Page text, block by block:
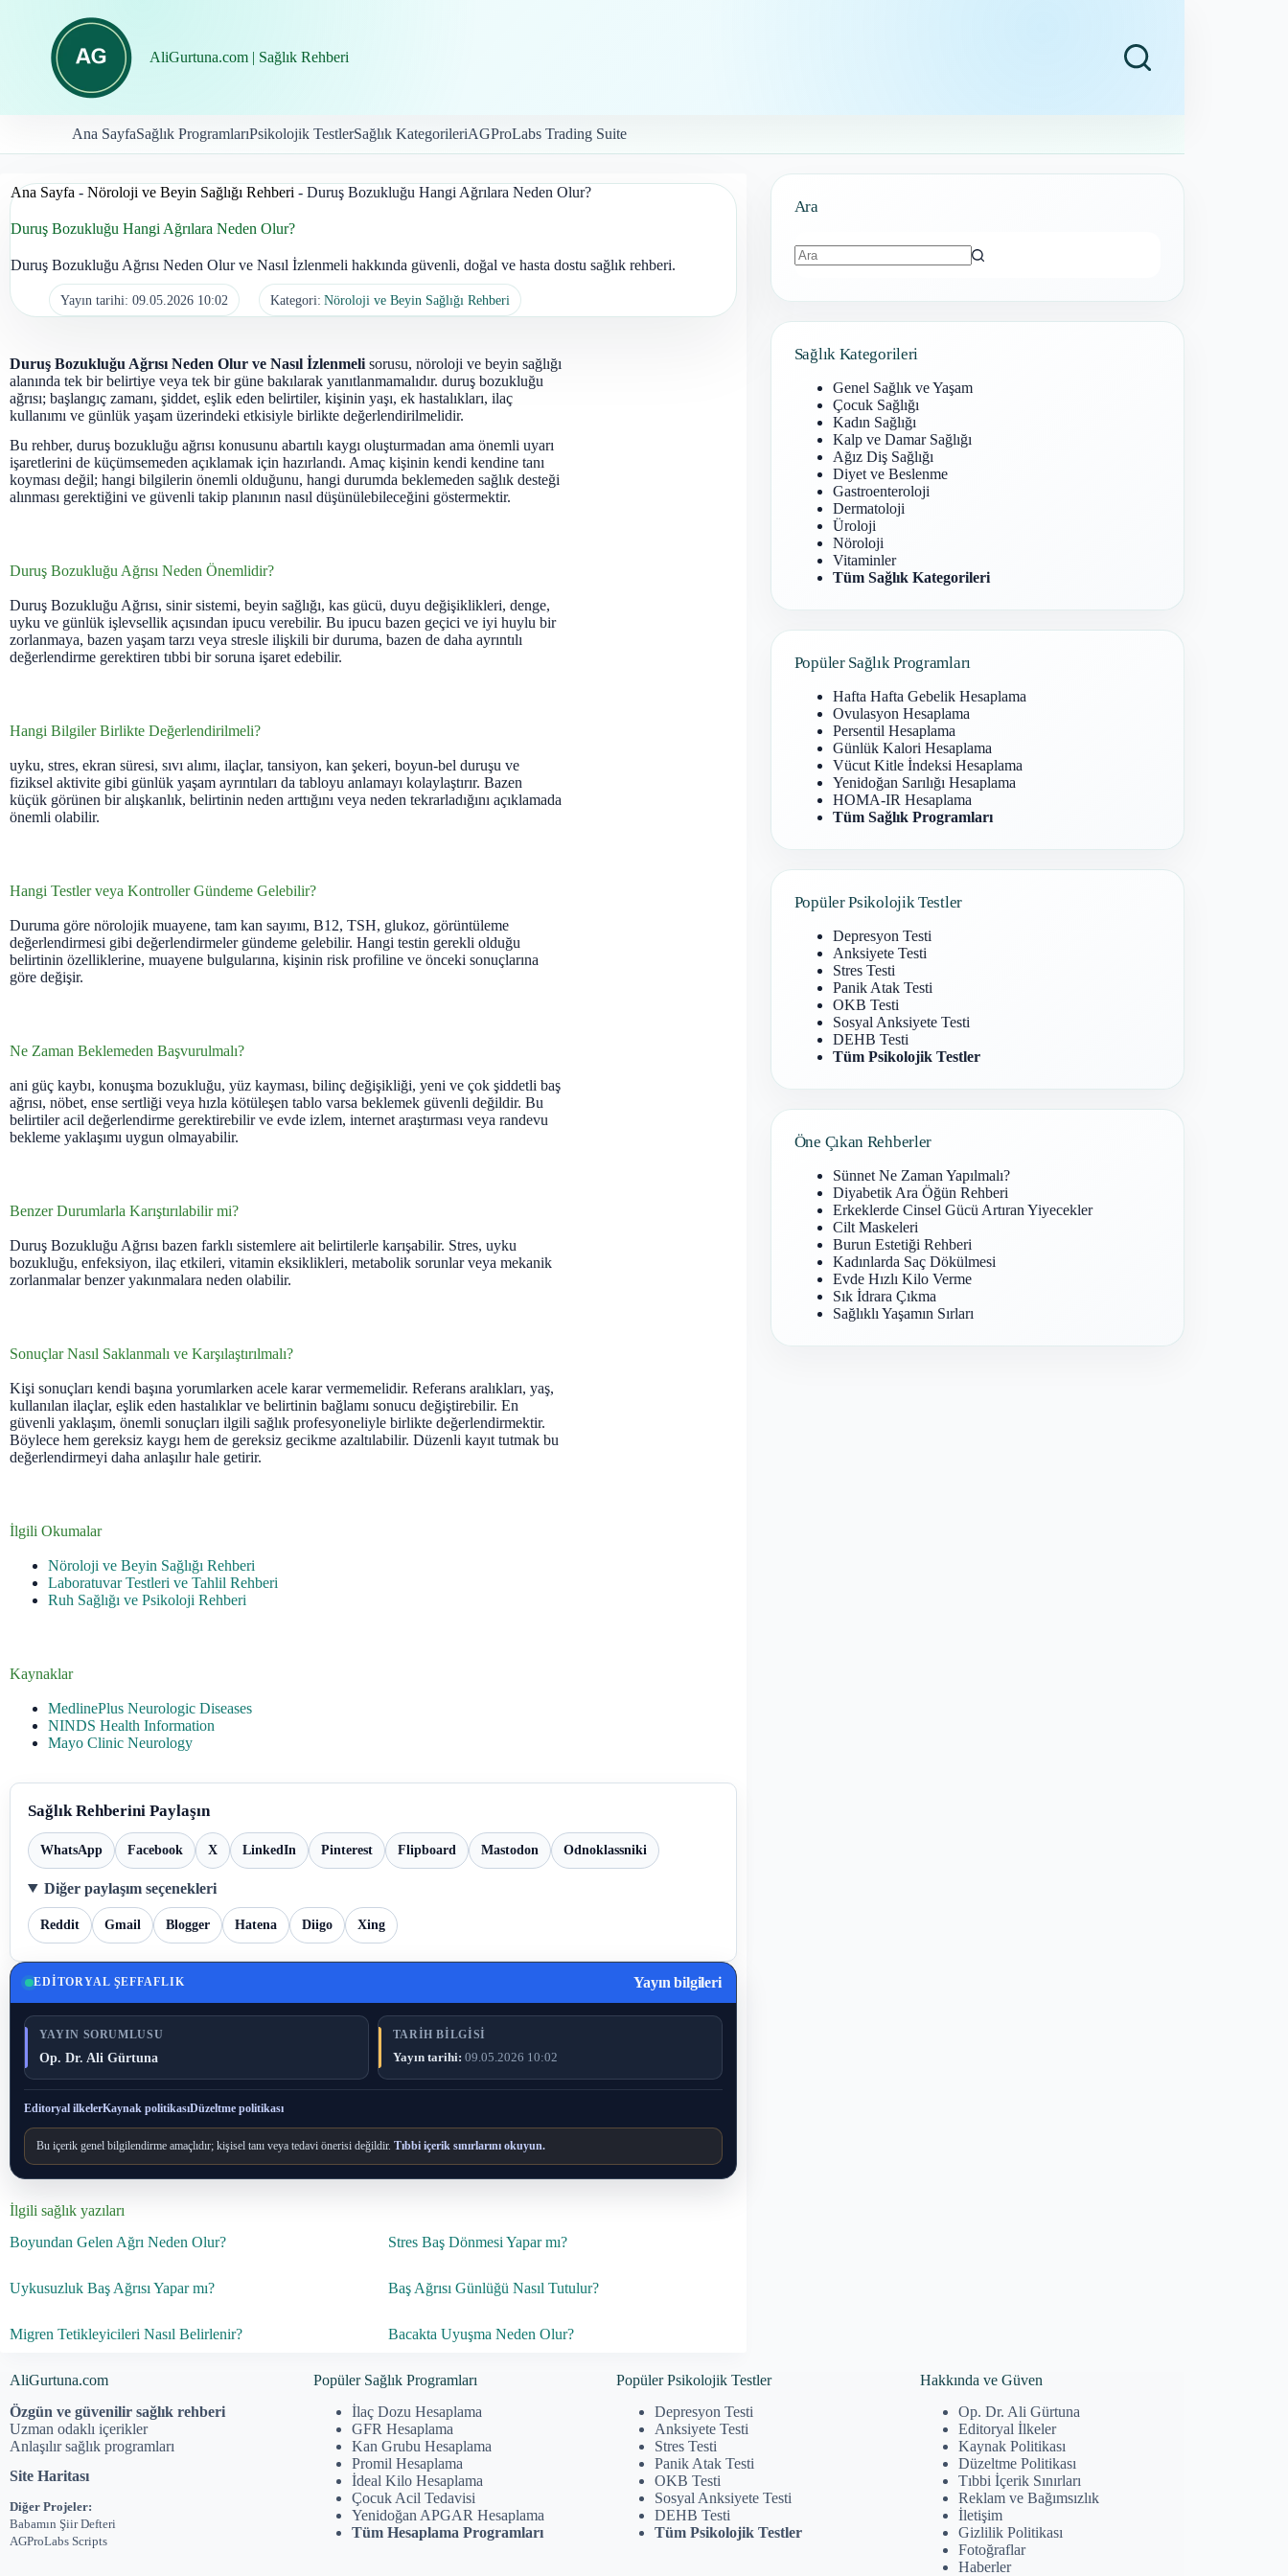
AliGurtuna.com | Sağlık Rehberi
Ana SayfaSağlık ProgramlarıPsikolojik TestlerSağlık KategorileriAGProLabs Trading Suite
Ana Sayfa - Nöroloji ve Beyin Sağlığı Rehberi - Duruş Bozukluğu Hangi Ağrılara Neden Olur?
Duruş Bozukluğu Hangi Ağrılara Neden Olur?
Duruş Bozukluğu Ağrısı Neden Olur ve Nasıl İzlenmeli hakkında güvenli, doğal ve hasta dostu sağlık rehberi.
Yayın tarihi: 09.05.2026 10:02 Kategori: Nöroloji ve Beyin Sağlığı Rehberi
Duruş Bozukluğu Ağrısı Neden Olur ve Nasıl İzlenmeli sorusu, nöroloji ve beyin sağlığı
alanında tek bir belirtiye veya tek bir güne bakılarak yanıtlanmamalıdır. duruş bozukluğu
ağrısı; başlangıç zamanı, şiddet, eşlik eden belirtiler, kişinin yaşı, ek hastalıkları, ilaç
kullanımı ve günlük yaşam üzerindeki etkisiyle birlikte değerlendirilmelidir.
Bu rehber, duruş bozukluğu ağrısı konusunu abartılı kaygı oluşturmadan ama önemli uyarı
işaretlerini de küçümsemeden açıklamak için hazırlandı. Amaç kişinin kendi kendine tanı
koyması değil; hangi bilgilerin önemli olduğunu, hangi durumda beklemeden sağlık desteği
alınması gerektiğini ve güvenli takip planının nasıl düşünülebileceğini göstermektir.
Duruş Bozukluğu Ağrısı Neden Önemlidir?
Duruş Bozukluğu Ağrısı, sinir sistemi, beyin sağlığı, kas gücü, duyu değişiklikleri, denge,
uyku ve günlük işlevsellik açısından ipucu verebilir. Bu ipucu bazen geçici ve iyi huylu bir
zorlanmaya, bazen yaşam tarzı veya stresle ilişkili bir duruma, bazen de daha ayrıntılı
değerlendirme gerektiren tıbbi bir soruna işaret edebilir.
Hangi Bilgiler Birlikte Değerlendirilmeli?
uyku, stres, ekran süresi, sıvı alımı, ilaçlar, tansiyon, kan şekeri, boyun-bel duruşu ve
fiziksel aktivite gibi günlük yaşam ayrıntıları da tabloyu anlamayı kolaylaştırır. Bazen
küçük görünen bir alışkanlık, belirtinin neden arttığını veya neden tekrarladığını açıklamada
önemli olabilir.
Hangi Testler veya Kontroller Gündeme Gelebilir?
Duruma göre nörolojik muayene, tam kan sayımı, B12, TSH, glukoz, görüntüleme
değerlendirmesi gibi değerlendirmeler gündeme gelebilir. Hangi testin gerekli olduğu
belirtinin özelliklerine, muayene bulgularına, kişinin risk profiline ve önceki sonuçlarına
göre değişir.
Ne Zaman Beklemeden Başvurulmalı?
ani güç kaybı, konuşma bozukluğu, yüz kayması, bilinç değişikliği, yeni ve çok şiddetli baş
ağrısı, nöbet, ense sertliği veya hızla kötüleşen tablo varsa beklemek güvenli değildir. Bu
belirtiler acil değerlendirme gerektirebilir ve evde izlem, internet araştırması veya randevu
bekleme yaklaşımı uygun olmayabilir.
Benzer Durumlarla Karıştırılabilir mi?
Duruş Bozukluğu Ağrısı bazen farklı sistemlere ait belirtilerle karışabilir. Stres, uyku
bozukluğu, enfeksiyon, ilaç etkileri, vitamin eksiklikleri, metabolik sorunlar veya mekanik
zorlanmalar benzer yakınmalara neden olabilir.
Sonuçlar Nasıl Saklanmalı ve Karşılaştırılmalı?
Kişi sonuçları kendi başına yorumlarken acele karar vermemelidir. Referans aralıkları, yaş,
kullanılan ilaçlar, eşlik eden hastalıklar ve belirtinin bağlamı sonucu değiştirebilir. En
güvenli yaklaşım, önemli sonuçları ilgili sağlık profesyoneliyle birlikte değerlendirmektir.
Böylece hem gereksiz kaygı hem de gereksiz gecikme azaltılabilir. Düzenli kayıt tutmak bu
değerlendirmeyi daha anlaşılır hale getirir.
İlgili Okumalar
Nöroloji ve Beyin Sağlığı Rehberi
Laboratuvar Testleri ve Tahlil Rehberi
Ruh Sağlığı ve Psikoloji Rehberi
Kaynaklar
MedlinePlus Neurologic Diseases
NINDS Health Information
Mayo Clinic Neurology
Sağlık Rehberini Paylaşın
WhatsApp Facebook X LinkedIn Pinterest Flipboard Mastodon Odnoklassniki
Diğer paylaşım seçenekleri
Reddit Gmail Blogger Hatena Diigo Xing
EDITORYAL ŞEFFAFLIK Yayın bilgileri
YAYIN SORUMLUSU
Op. Dr. Ali Gürtuna
TARIH BILGISI
Yayın tarihi: 09.05.2026 10:02
Editoryal ilkelerKaynak politikasıDüzeltme politikası
Bu içerik genel bilgilendirme amaçlıdır; kişisel tanı veya tedavi önerisi değildir. Tıbbi içerik sınırlarını okuyun.
İlgili sağlık yazıları
Boyundan Gelen Ağrı Neden Olur?
Stres Baş Dönmesi Yapar mı?
Uykusuzluk Baş Ağrısı Yapar mı? Baş Ağrısı Günlüğü Nasıl Tutulur?
Migren Tetikleyicileri Nasıl Belirlenir? Bacakta Uyuşma Neden Olur?
Ara
bulunamadı
Sağlık Kategorileri
Genel Sağlık ve Yaşam
Çocuk Sağlığı
Kadın Sağlığı
Kalp ve Damar Sağlığı
Ağız Diş Sağlığı
Diyet ve Beslenme
Gastroenteroloji
Dermatoloji
Üroloji
Nöroloji
Vitaminler
Tüm Sağlık Kategorileri
Popüler Sağlık Programları
Hafta Hafta Gebelik Hesaplama
Ovulasyon Hesaplama
Persentil Hesaplama
Günlük Kalori Hesaplama
Vücut Kitle İndeksi Hesaplama
Yenidoğan Sarılığı Hesaplama
HOMA-IR Hesaplama
Tüm Sağlık Programları
Popüler Psikolojik Testler
Depresyon Testi
Anksiyete Testi
Stres Testi
Panik Atak Testi
OKB Testi
Sosyal Anksiyete Testi
DEHB Testi
Tüm Psikolojik Testler
Öne Çıkan Rehberler
Sünnet Ne Zaman Yapılmalı?
Diyabetik Ara Öğün Rehberi
Erkeklerde Cinsel Gücü Artıran Yiyecekler
Cilt Maskeleri
Burun Estetiği Rehberi
Kadınlarda Saç Dökülmesi
Evde Hızlı Kilo Verme
Sık İdrara Çıkma
Sağlıklı Yaşamın Sırları
AliGurtuna.com
Özgün ve güvenilir sağlık rehberi
Uzman odaklı içerikler
Anlaşılır sağlık programları
Site Haritası
Diğer Projeler:
Babamın Şiir Defteri
AGProLabs Scripts
Popüler Sağlık Programları
İlaç Dozu Hesaplama
GFR Hesaplama
Kan Grubu Hesaplama
Promil Hesaplama
İdeal Kilo Hesaplama
Çocuk Acil Tedavisi
Yenidoğan APGAR Hesaplama
Tüm Hesaplama Programları
Popüler Psikolojik Testler
Depresyon Testi
Anksiyete Testi
Stres Testi
Panik Atak Testi
OKB Testi
Sosyal Anksiyete Testi
DEHB Testi
Tüm Psikolojik Testler
Hakkında ve Güven
Op. Dr. Ali Gürtuna
Editoryal İlkeler
Kaynak Politikası
Düzeltme Politikası
Tıbbi İçerik Sınırları
Reklam ve Bağımsızlık
İletişim
Gizlilik Politikası
Fotoğraflar
Haberler